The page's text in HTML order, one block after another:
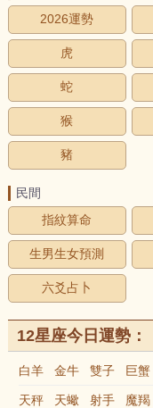
2026運勢
虎
蛇
猴
豬
民間
指紋算命
生男生女預測
六爻占卜
12星座今日運勢：
白羊 金牛 雙子 巨蟹
天秤 天蠍 射手 魔羯